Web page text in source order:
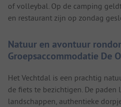
of volleybal. Op de camping
en restaurant zijn op zondag
Natuur en avontuur
Groepsaccommodatie De
Het Vechtdal is een prachtig
de fiets te bezichtigen. De
landschappen, authentieke